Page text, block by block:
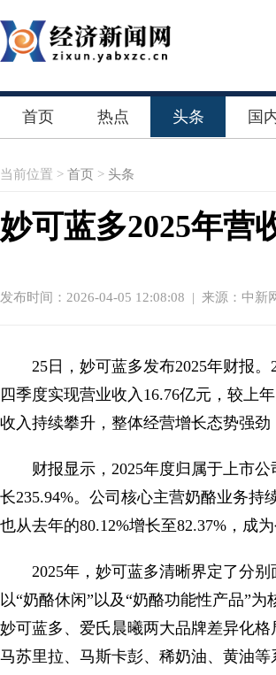
首页 热点 头条 国
当前位置 > 首页 > 头条
妙可蓝多2025年营
发布时间：2026-04-05 12:08:08 | 来源：中新
25日，妙可蓝多发布2025年财报
四季度实现营业收入16.76亿元，较上
收入持续攀升，整体经营增长态势强
财报显示，2025年度归属于上市
长235.94%。公司核心主营奶酪业务持
也从去年的80.12%增长至82.37%，成
2025年，妙可蓝多清晰界定了分
以“奶酪休闲”以及“奶酪功能性产品”
妙可蓝多、爱氏晨曦两大品牌差异化
马苏里拉、马斯卡彭、稀奶油、黄油